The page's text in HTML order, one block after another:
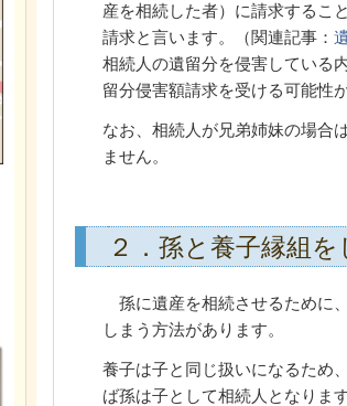
産を相続した者）に請求するこ
請求と言います。（関連記事：
相続人の遺留分を侵害している
留分侵害額請求を受ける可能性
なお、相続人が兄弟姉妹の場合
ません。
２．孫と養子縁組
孫に遺産を相続させるために
しまう方法があります。
養子は子と同じ扱いになるため
ば孫は子として相続人となります